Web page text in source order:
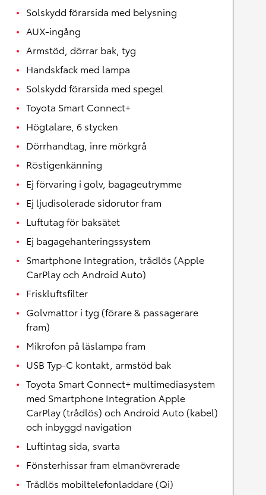
Solskydd förarsida med belysning
AUX-ingång
Armstöd, dörrar bak, tyg
Handskfack med lampa
Solskydd förarsida med spegel
Toyota Smart Connect+
Högtalare, 6 stycken
Dörrhandtag, inre mörkgrå
Röstigenkänning
Ej förvaring i golv, bagageutrymme
Ej ljudisolerade sidorutor fram
Luftutag för baksätet
Ej bagagehanteringssystem
Smartphone Integration, trådlös (Apple
CarPlay och Android Auto)
Friskluftsfilter
Golvmattor i tyg (förare & passagerare
fram)
Mikrofon på läslampa fram
USB Typ-C kontakt, armstöd bak
Toyota Smart Connect+ multimediasystem
med Smartphone Integration Apple
CarPlay (trådlös) och Android Auto (kabel)
och inbyggd navigation
Luftintag sida, svarta
Fönsterhissar fram elmanövrerade
Trådlös mobiltelefonladdare (Qi)